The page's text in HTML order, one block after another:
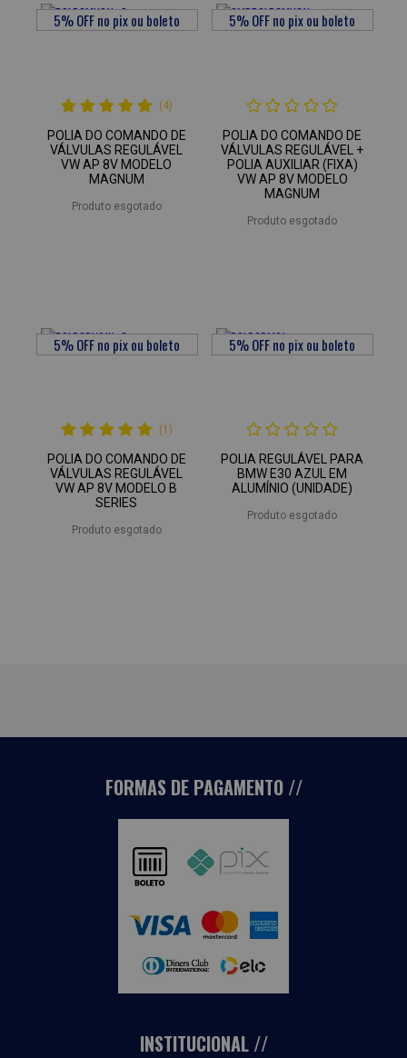
(4)
POLIA DO COMANDO DE
VÁLVULAS REGULÁVEL
VW AP 8V MODELO
MAGNUM
Produto esgotado
POLIA DO COMANDO DE
VÁLVULAS REGULÁVEL +
POLIA AUXILIAR (FIXA)
VW AP 8V MODELO
MAGNUM
Produto esgotado
(1)
POLIA DO COMANDO DE
VÁLVULAS REGULÁVEL
VW AP 8V MODELO B
SERIES
Produto esgotado
POLIA REGULÁVEL PARA
BMW E30 AZUL EM
ALUMÍNIO (UNIDADE)
Produto esgotado
FORMAS DE PAGAMENTO
INSTITUCIONAL